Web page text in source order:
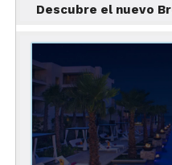
Descubre el nuevo